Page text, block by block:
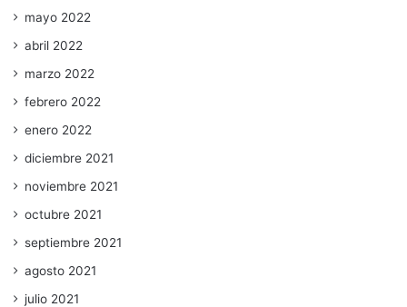
mayo 2022
abril 2022
marzo 2022
febrero 2022
enero 2022
diciembre 2021
noviembre 2021
octubre 2021
septiembre 2021
agosto 2021
julio 2021